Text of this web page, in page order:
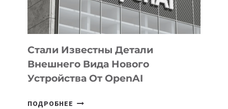
ИСКУССТВЕННОГО
ИНТЕЛЛЕКТА
Стали Известны Детали
Внешнего Вида Нового
Устройства От OpenAI
ПОДРОБНЕЕ СТАЛИ